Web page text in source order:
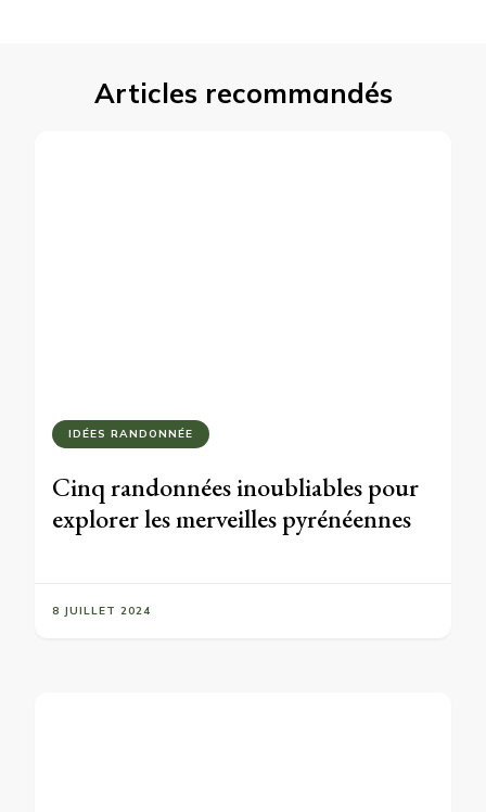
Articles recommandés
IDÉES RANDONNÉE
Cinq randonnées inoubliables pour
explorer les merveilles pyrénéennes
8 JUILLET 2024